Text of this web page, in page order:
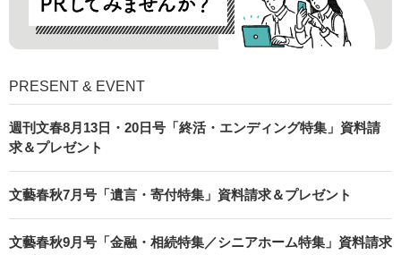
PRESENT & EVENT
週刊文春8月13日・20日号「終活・エンディング特集」資料請
求＆プレゼント
文藝春秋7月号「遺言・寄付特集」資料請求＆プレゼント
文藝春秋9月号「金融・相続特集／シニアホーム特集」資料請求